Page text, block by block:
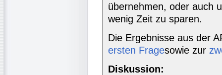
übernehmen, oder auch
wenig Zeit zu sparen.
Die Ergebnisse aus der
ersten Fragesowie zur
Diskussion: